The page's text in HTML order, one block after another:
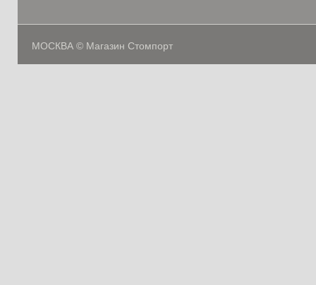
МОСКВА © Магазин Стомпорт